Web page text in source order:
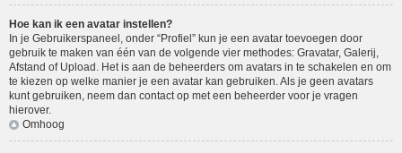
Hoe kan ik een avatar instellen?
In je Gebruikerspaneel, onder “Profiel” kun je een avatar toevoegen door
gebruik te maken van één van de volgende vier methodes: Gravatar, Galerij,
Afstand of Upload. Het is aan de beheerders om avatars in te schakelen en om
te kiezen op welke manier je een avatar kan gebruiken. Als je geen avatars
kunt gebruiken, neem dan contact op met een beheerder voor je vragen
hierover.
Omhoog